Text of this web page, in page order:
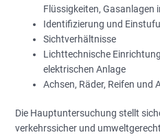
Flüssigkeiten, Gasanlagen
Identifizierung und
Sichtverhältnisse
Lichttechnische
elektrischen Anlage
Achsen, Räder, Reifen und
Die Hauptuntersuchung stellt
verkehrssicher und